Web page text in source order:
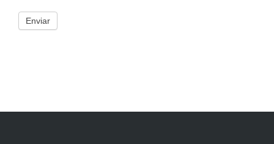
Enviar